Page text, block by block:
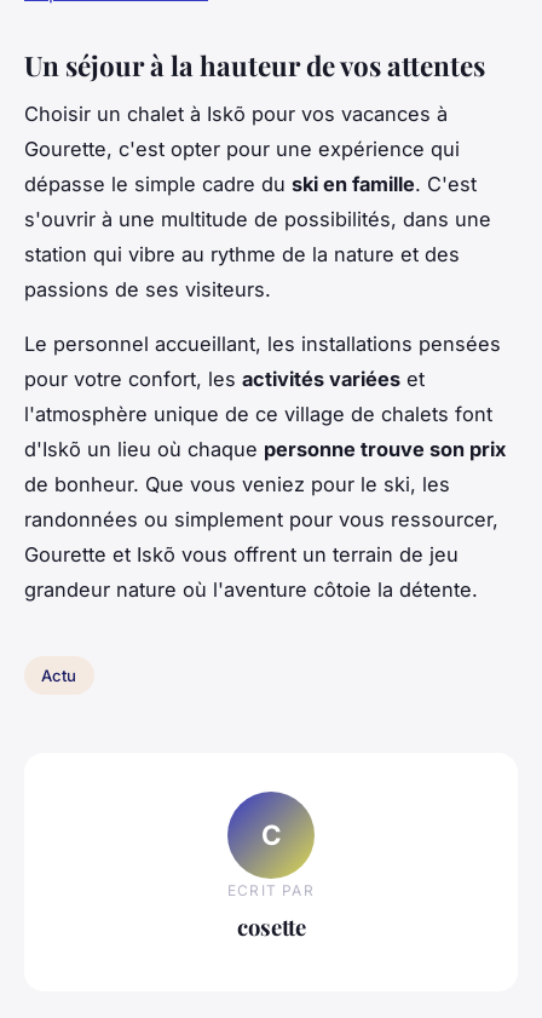
Un séjour à la hauteur de vos attentes
Choisir un chalet à Iskõ pour vos vacances à
Gourette, c'est opter pour une expérience qui
dépasse le simple cadre du ski en famille. C'est
s'ouvrir à une multitude de possibilités, dans une
station qui vibre au rythme de la nature et des
passions de ses visiteurs.
Le personnel accueillant, les installations pensées
pour votre confort, les activités variées et
l'atmosphère unique de ce village de chalets font
d'Iskõ un lieu où chaque personne trouve son prix
de bonheur. Que vous veniez pour le ski, les
randonnées ou simplement pour vous ressourcer,
Gourette et Iskõ vous offrent un terrain de jeu
grandeur nature où l'aventure côtoie la détente.
Actu
C
ECRIT PAR
cosette